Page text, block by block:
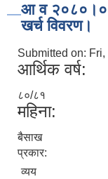
आ व
खर्च विवरण।
Submitted on:
आर्थिक वर्ष:
८०/८१
महिना:
बैसाख
प्रकार:
व्यय